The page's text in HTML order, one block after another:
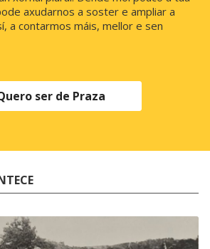
axudarnos a soster e ampliar a
a contarmos máis, mellor e sen
ser de Praza